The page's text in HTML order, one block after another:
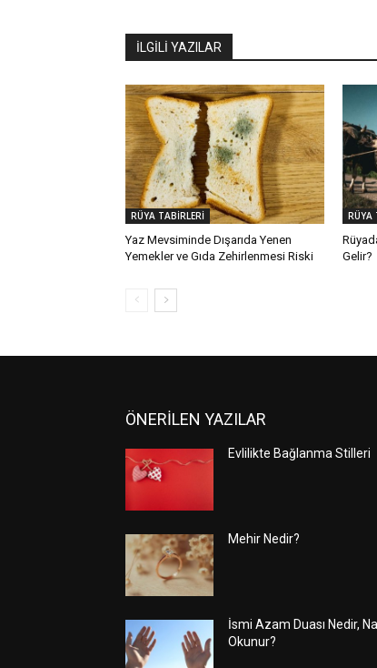
İLGİLİ YAZILAR
RÜYA TABİRLERİ
Yaz Mevsiminde Dışarıda Yenen
Yemekler ve Gıda Zehirlenmesi Riski
RÜYA
Gelir?
ÖNERİLEN YAZILAR
Evlilikte Bağlanma Stilleri
Mehir Nedir?
İsmi Azam Duası Nedir,
Okunur?